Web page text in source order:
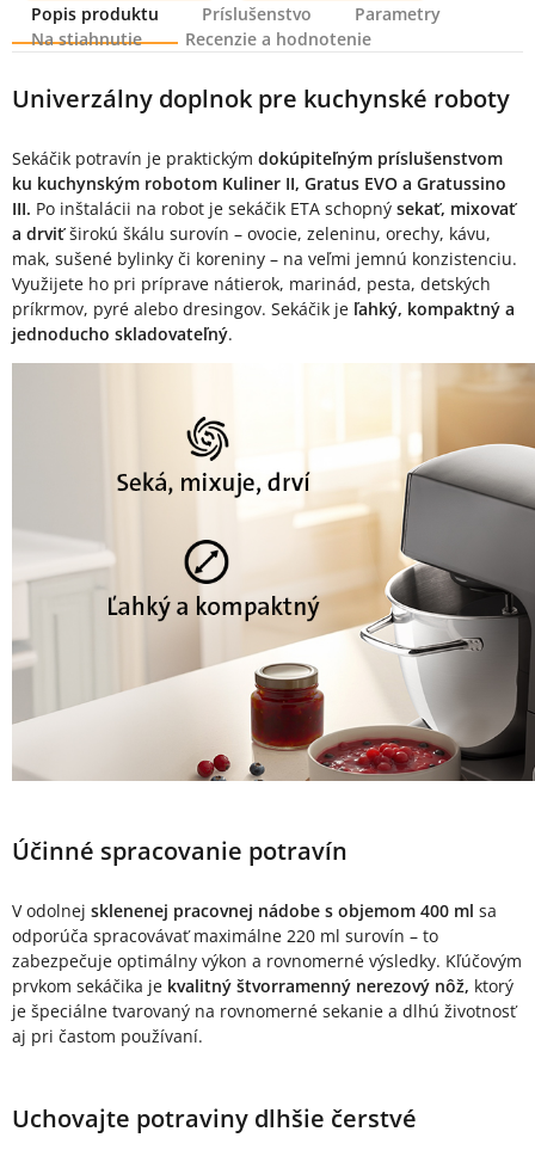
Popis produktu
Príslušenstvo
Parametry
Na stiahnutie
Recenzie a hodnotenie
Popis produktu
Univerzálny doplnok pre kuchynské roboty
Sekáčik potravín je praktickým dokúpiteľným príslušenstvom
ku kuchynským robotom Kuliner II, Gratus EVO a Gratussino
III. Po inštalácii na robot je sekáčik ETA schopný sekať, mixovať
a drviťširokú škálu surovín – ovocie, zeleninu, orechy, kávu,
mak, sušené bylinky či koreniny – na veľmi jemnú konzistenciu.
Využijete ho pri príprave nátierok, marinád, pesta, detských
príkrmov, pyré alebo dresingov. Sekáčik je ľahký, kompaktný a
jednoducho skladovateľný.
Účinné spracovanie potravín
V odolnej sklenenej pracovnej nádobe s objemom 400 ml sa
odporúča spracovávať maximálne 220 ml surovín – to
zabezpečuje optimálny výkon a rovnomerné výsledky. Kľúčovým
prvkom sekáčika je kvalitný štvorramenný nerezový nôž, ktorý
je špeciálne tvarovaný na rovnomerné sekanie a dlhú životnosť
aj pri častom používaní.
Uchovajte potraviny dlhšie čerstvé